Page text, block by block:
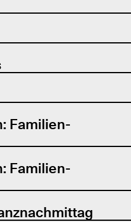
Familien-
Familien-